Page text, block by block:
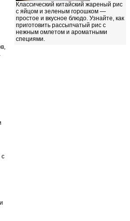
с
Классический китайский жареный рис
с яйцом и зеленым горошком —
простое и вкусное блюдо. Узнайте, как
приготовить рассыпчатый рис с
нежным омлетом и ароматными
специями.